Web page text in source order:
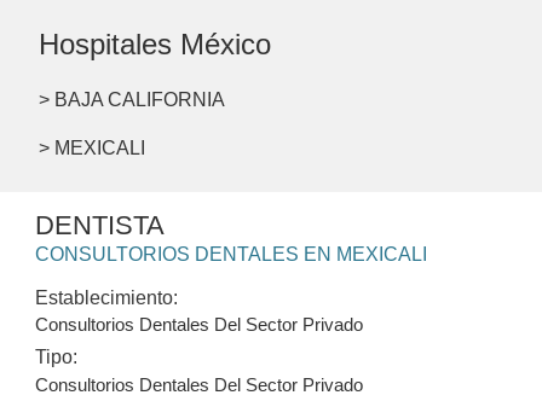
Hospitales México
> BAJA CALIFORNIA
> MEXICALI
DENTISTA
CONSULTORIOS DENTALES EN MEXICALI
Establecimiento:
Consultorios Dentales Del Sector Privado
Tipo:
Consultorios Dentales Del Sector Privado